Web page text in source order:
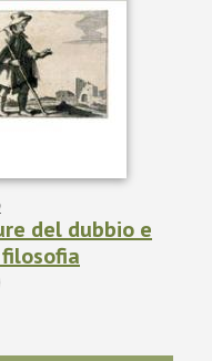
del dubbio e